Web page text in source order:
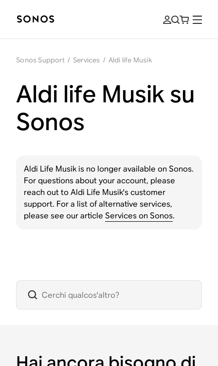
Sonos Support / Services / Aldi life Musik
Aldi life Musik su
Sonos
Aldi Life Musik is no longer available on Sonos.
For questions about your account, please
reach out to Aldi Life Musik's customer
support. For a list of alternative services,
please see our articleServices on Sonos.